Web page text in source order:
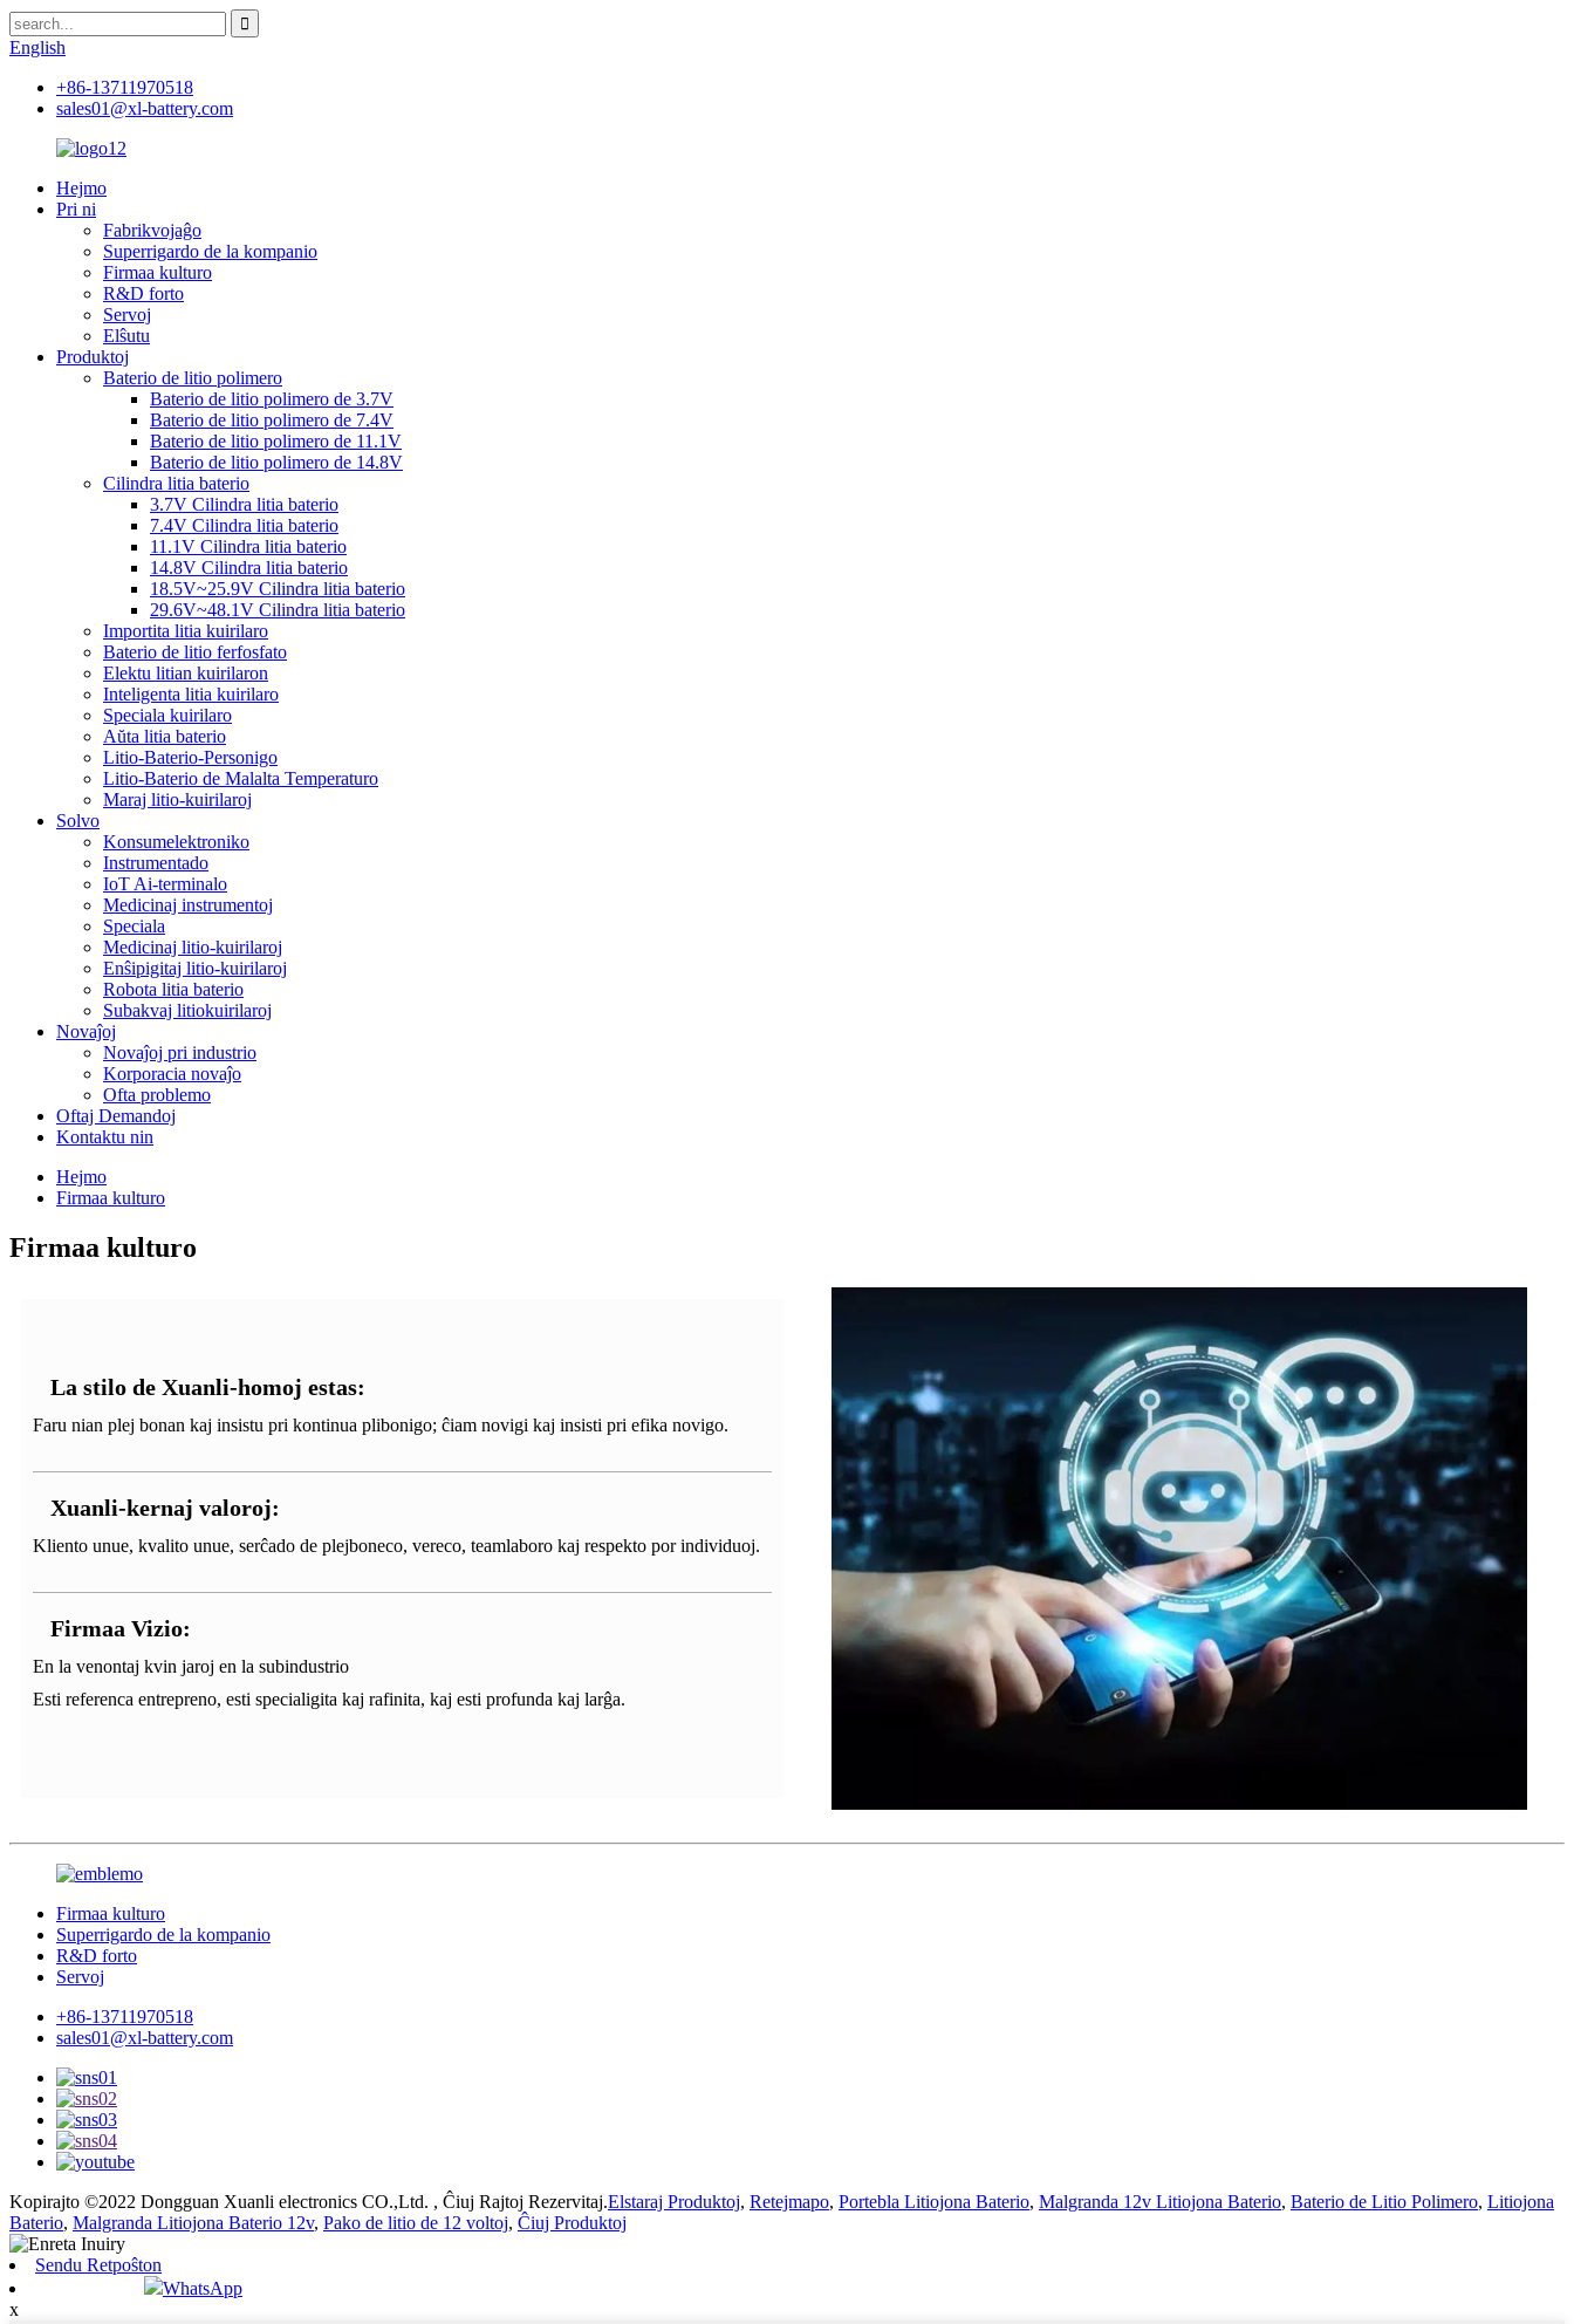
English
+86-13711970518
sales01@xl-battery.com
Hejmo
Pri ni
Fabrikvojaĝo
Superrigardo de la kompanio
Firmaa kulturo
R&D forto
Servoj
Elŝutu
Produktoj
Baterio de litio polimero
Baterio de litio polimero de 3.7V
Baterio de litio polimero de 7.4V
Baterio de litio polimero de 11.1V
Baterio de litio polimero de 14.8V
Cilindra litia baterio
3.7V Cilindra litia baterio
7.4V Cilindra litia baterio
11.1V Cilindra litia baterio
14.8V Cilindra litia baterio
18.5V~25.9V Cilindra litia baterio
29.6V~48.1V Cilindra litia baterio
Importita litia kuirilaro
Baterio de litio ferfosfato
Elektu litian kuirilaron
Inteligenta litia kuirilaro
Speciala kuirilaro
Aŭta litia baterio
Litio-Baterio-Personigo
Litio-Baterio de Malalta Temperaturo
Maraj litio-kuirilaroj
Solvo
Konsumelektroniko
Instrumentado
IoT Ai-terminalo
Medicinaj instrumentoj
Speciala
Medicinaj litio-kuirilaroj
Enŝipigitaj litio-kuirilaroj
Robota litia baterio
Subakvaj litiokuirilaroj
Novaĵoj
Novaĵoj pri industrio
Korporacia novaĵo
Ofta problemo
Oftaj Demandoj
Kontaktu nin
Hejmo
Firmaa kulturo
Firmaa kulturo
La stilo de Xuanli-homoj estas:
Faru nian plej bonan kaj insistu pri kontinua plibonigo; ĉiam novigi kaj insisti pri efika novigo.
Xuanli-kernaj valoroj:
Kliento unue, kvalito unue, serĉado de plejboneco, vereco, teamlaboro kaj respekto por individuoj.
Firmaa Vizio:
En la venontaj kvin jaroj en la subindustrio
Esti referenca entrepreno, esti specialigita kaj rafinita, kaj esti profunda kaj larĝa.
Firmaa kulturo
Superrigardo de la kompanio
R&D forto
Servoj
+86-13711970518
sales01@xl-battery.com
Kopirajto ©2022 Dongguan Xuanli electronics CO.,Ltd. , Ĉiuj Rajtoj Rezervitaj.Elstaraj Produktoj, Retejmapo, Portebla Litiojona Baterio, Malgranda 12v Litiojona Baterio, Baterio de Litio Polimero, Litiojona
Baterio, Malgranda Litiojona Baterio 12v, Pako de litio de 12 voltoj, Ĉiuj Produktoj
Sendu Retpoŝton
WhatsApp
x